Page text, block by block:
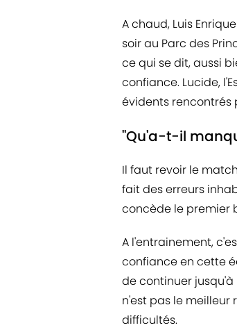
A chaud, Luis
soir au Parc des
ce qui se dit, aussi
confiance. Lucide,
évidents rencontrés
"Qu'a-t-il
Il faut revoir le
fait des erreurs
concède le premier
A l'entrainement,
confiance en cette
de continuer
n'est pas le meilleur
difficultés.